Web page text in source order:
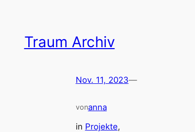
Traum Archiv
Nov. 11, 2023—
vonanna
in Projekte